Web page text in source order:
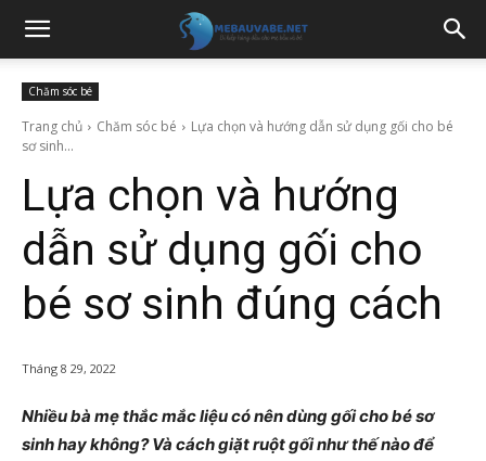
Chăm sóc bé
Trang chủ Chăm sóc bé
Lựa chọn và hướng dẫn sử dụng gối cho bé
sơ sinh...
Lựa chọn và hướng
dẫn sử dụng gối cho
bé sơ sinh đúng cách
Tháng 8 29, 2022
Nhiều bà mẹ thắc mắc liệu có nên dùng gối cho bé sơ
sinh hay không? Và cách giặt ruột gối như thế nào để